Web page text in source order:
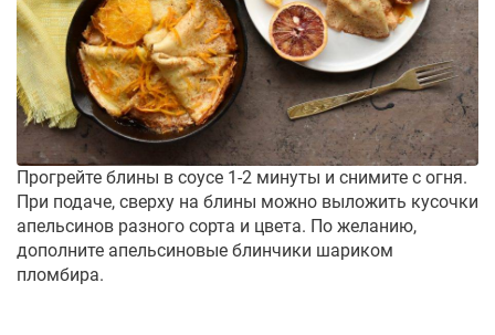
Прогрейте блины в соусе 1-2 минуты и снимите с огня.
При подаче, сверху на блины можно выложить кусочки
апельсинов разного сорта и цвета. По желанию,
дополните апельсиновые блинчики шариком
пломбира.